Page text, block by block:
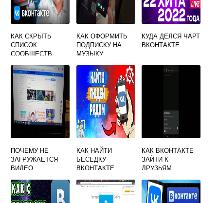
КАК СКРЫТЬ
СПИСОК
СООБЩЕСТВ
ВСЕХ
КАК ОФОРМИТЬ
ПОДПИСКУ НА
МУЗЫКУ
СТУДЕНЧЕСКУЮ
КУДА ДЕЛСЯ ЧАРТ
ВКОНТАКТЕ
ПОЧЕМУ НЕ
ЗАГРУЖАЕТСЯ
ВИДЕО
КАК НАЙТИ
БЕСЕДКУ
ВКОНТАКТЕ
КАК ВКОНТАКТЕ
ЗАЙТИ К
ДРУЗЬЯМ